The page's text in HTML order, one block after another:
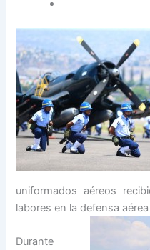
uniformados aéreos
labores en la defensa
Durante